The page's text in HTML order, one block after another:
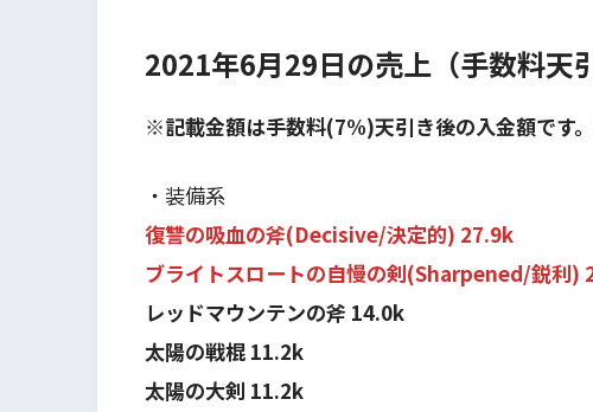
2021年6月29日の売上（手数料天
※記載金額は手数料(7%)天引き後の入金額です
・装備系
復讐の吸血の斧(Decisive/決定的) 27.9k
ブライトスロートの自慢の剣(Sharpened/鋭利)
レッドマウンテンの斧 14.0k
太陽の戦棍 11.2k
太陽の大剣 11.2k